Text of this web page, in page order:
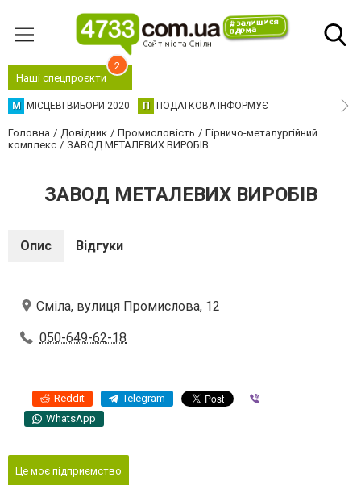
Наші спецпроєкти
2
М МІСЦЕВІ ВИБОРИ 2020 П ПОДАТКОВА ІНФОРМУЄ
Головна Довідник Промисловість
Гірничо-металургійний
комплекс
ЗАВОД МЕТАЛЕВИХ ВИРОБІВ
ЗАВОД МЕТАЛЕВИХ ВИРОБІВ
Опис Відгуки
Сміла, вулиця Промислова, 12
050-649-62-18
Reddit Telegram
WhatsApp
Це моє підприємство